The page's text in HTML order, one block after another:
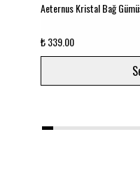
Aeternus Kristal Bağ
₺ 339.00
1 2 3 4 5 6 7 8